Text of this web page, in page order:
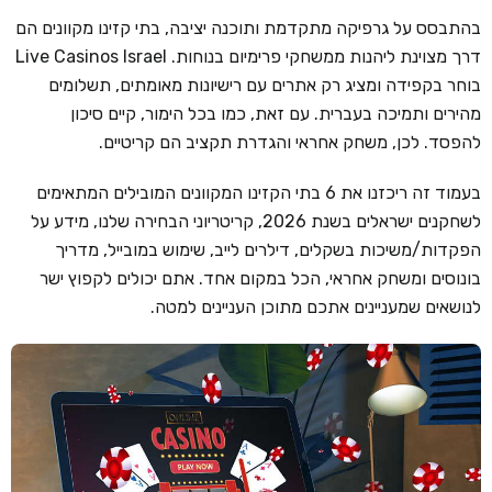
בהתבסס על גרפיקה מתקדמת ותוכנה יציבה, בתי קזינו מקוונים הם
דרך מצוינת ליהנות ממשחקי פרימיום בנוחות. Live Casinos Israel
בוחר בקפידה ומציג רק אתרים עם רישיונות מאומתים, תשלומים
מהירים ותמיכה בעברית. עם זאת, כמו בכל הימור, קיים סיכון
להפסד. לכן, משחק אחראי והגדרת תקציב הם קריטיים.
בעמוד זה ריכזנו את 6 בתי הקזינו המקוונים המובילים המתאימים
לשחקנים ישראלים בשנת 2026, קריטריוני הבחירה שלנו, מידע על
הפקדות/משיכות בשקלים, דילרים לייב, שימוש במובייל, מדריך
בונוסים ומשחק אחראי, הכל במקום אחד. אתם יכולים לקפוץ ישר
לנושאים שמעניינים אתכם מתוכן העניינים למטה.